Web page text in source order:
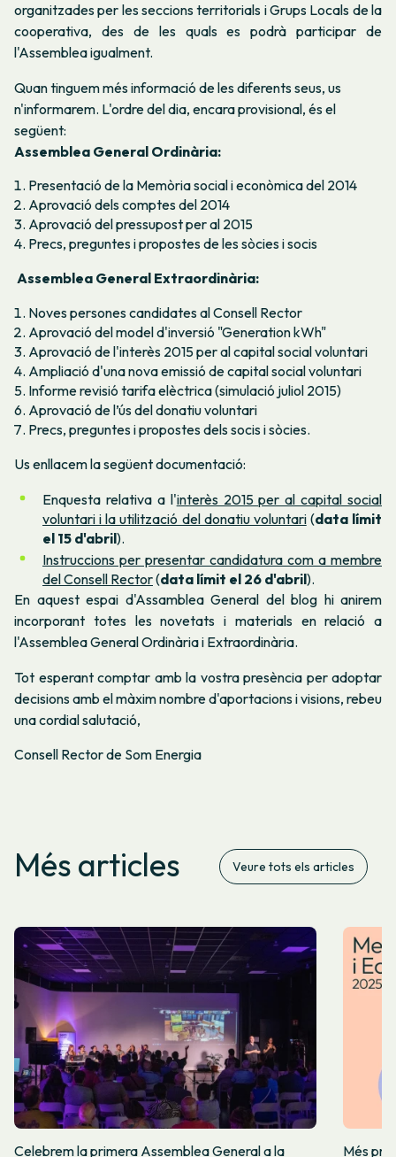
organitzades per les seccions territorials i Grups Locals de la
cooperativa, des de les quals es podrà participar de
l'Assemblea igualment.
Quan tinguem més informació de les diferents seus, us
n'informarem. L'ordre del dia, encara provisional, és el
següent:
Assemblea General Ordinària:
Presentació de la Memòria social i econòmica del 2014
Aprovació dels comptes del 2014
Aprovació del pressupost per al 2015
Precs, preguntes i propostes de les sòcies i socis
Assemblea General Extraordinària:
Noves persones candidates al Consell Rector
Aprovació del model d'inversió "Generation kWh"
Aprovació de l'interès 2015 per al capital social voluntari
Ampliació d'una nova emissió de capital social voluntari
Informe revisió tarifa elèctrica (simulació juliol 2015)
Aprovació de l’ús del donatiu voluntari
Precs, preguntes i propostes dels socis i sòcies.
Us enllacem la següent documentació:
Enquesta relativa a l'interès 2015 per al capital social
voluntari i la utilització del donatiu voluntari(data límit
el 15 d'abril).
Instruccions per presentar candidatura com a membre
del Consell Rector(data límit el 26 d'abril).
En aquest espai d'Assamblea General del blog hi anirem
incorporant totes les novetats i materials en relació a
l'Assemblea General Ordinària i Extraordinària.
Tot esperant comptar amb la vostra presència per adoptar
decisions amb el màxim nombre d'aportacions i visions, rebeu
una cordial salutació,
Consell Rector de Som Energia
Més articles Veure tots els articles
Celebrem la primera Assemblea General a la
Més